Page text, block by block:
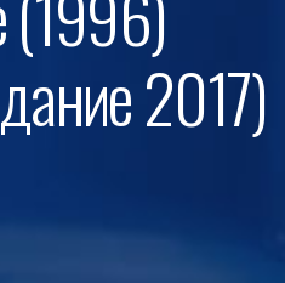
2017)